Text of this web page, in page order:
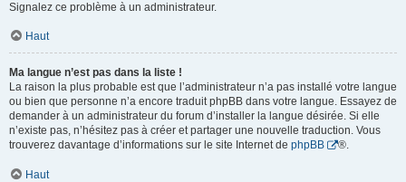
Signalez ce problème à un administrateur.
Haut
Ma langue n’est pas dans la liste !
La raison la plus probable est que l’administrateur n’a pas installé votre langue
ou bien que personne n’a encore traduit phpBB dans votre langue. Essayez de
demander à un administrateur du forum d’installer la langue désirée. Si elle
n’existe pas, n’hésitez pas à créer et partager une nouvelle traduction. Vous
trouverez davantage d’informations sur le site Internet de phpBB ®.
Haut